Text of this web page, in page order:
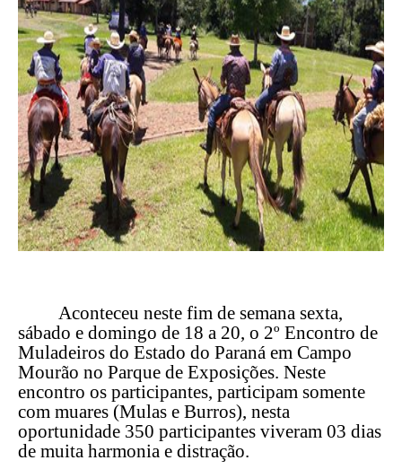
Aconteceu neste fim de semana sexta,
sábado e domingo de 18 a 20, o 2º Encontro de
Muladeiros do Estado do Paraná em Campo
Mourão no Parque de Exposições. Neste
encontro os participantes, participam somente
com muares (Mulas e Burros), nesta
oportunidade 350 participantes viveram 03 dias
de muita harmonia e distração.